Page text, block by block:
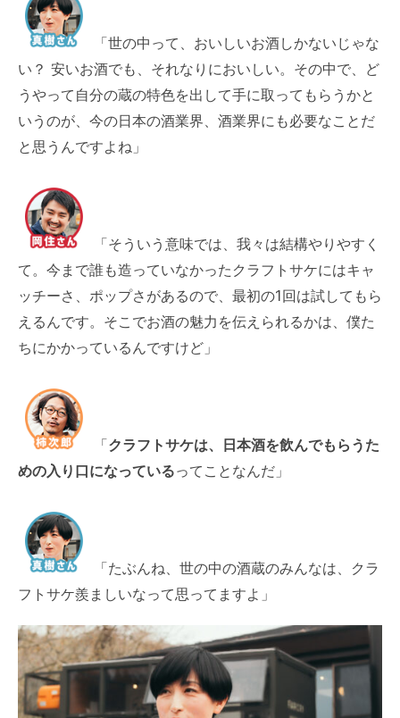
「世の中って、おいしいお酒しかないじゃな
い？ 安いお酒でも、それなりにおいしい。その中で、ど
うやって自分の蔵の特色を出して手に取ってもらうかと
いうのが、今の日本の酒業界、酒業界にも必要なことだ
と思うんですよね」
「そういう意味では、我々は結構やりやすく
て。今まで誰も造っていなかったクラフトサケにはキャ
ッチーさ、ポップさがあるので、最初の1回は試してもら
えるんです。そこでお酒の魅力を伝えられるかは、僕た
ちにかかっているんですけど」
「クラフトサケは、日本酒を飲んでもらうた
めの入り口になっているってことなんだ」
「たぶんね、世の中の酒蔵のみんなは、クラ
フトサケ羨ましいなって思ってますよ」